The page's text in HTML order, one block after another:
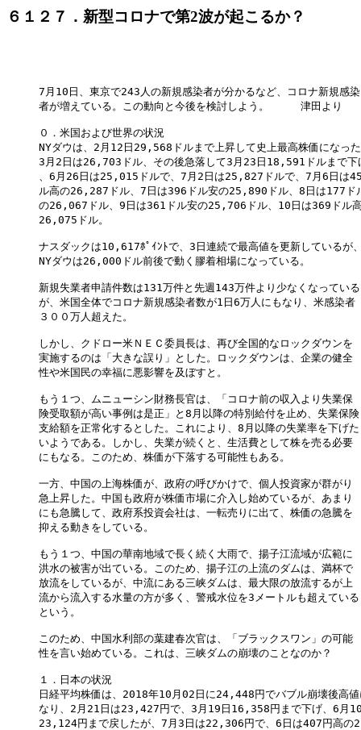
６１２７．新型コロナで第2波が起こるか？
7月10日、東京で243人の新規感染者が分かるなど、コロナ新規感染
者が増えている。この動向と今後を検討しよう。　　　津田より
０．米国および世界の状況
NYダウは、2月12日29,568ドルまで上昇して史上最高株価になっ
3月2日は26,703ドル、その後急落して3月23日18,591ドルまで下
、6月26日は25,015ドルで、7月2日は25,827ドルで、7月6日は
ル高の26,287ドル、7日は396ドル安の25,890ドル、8日は177ド
の26,067ドル、9日は361ドル安の25,706ドル、10日は369ドル
26,075ドル。
ナスダックは10,617ﾎﾟｲﾝﾄで、3日連続で最高値を更新しているが
NYダウは26,000ドル前後で動く膠着相場になっている。
新規失業者申請件数は131万件と先週143万件より少なくなっている
が、米国全体でコロナ新規感染者数が1日6万人にもなり、米感染者
３００万人超えた。
しかし、クドロー米ＮＥＣ委員長は、再び全国的なロックダウンを
実施するのは「大きな誤り」とした。ロックダウンは、企業の健全
性や米国民の幸福に悪影響を及ぼすと。
もう１つ、ムニューシン財務長官は、「コロナ前の収入より失業保
険受取額が高い事例は是正」と8月以降の特別給付を止め、失業保険
支給額を正常化するとした。これにより、8月以降の失業率を下げた
いようである。しかし、失業が続くと、生活費として株を売る必要
にもなる。このため、株価が下落する可能性もある。
一方、中国の上海株価が、政府の呼びかけで、個人投資家が群がり
急上昇した。中国も政府が株価市場に介入し始めているが、あまり
にも急騰して、政府系投資会社は、一転売りに出て、株価の急騰を
抑える動きをしている。
もう１つ、中国の華南地域で長く続く大雨で、揚子江流域が広範に
洪水の被害が出ている。このため、揚子江の上流のダムは、満杯で
放流をしているが、中流にある三峡ダムは、最大限の放流するが上
流から流入する水量の方が多く、警戒水位を3メートルも超えている
という。
このため、中国水利部の葉建春次官は、「ブラックスワン」の可能
性を言い始めている。これは、三峡ダムの崩壊のことなのか？
１．日本の状況
日経平均株価は、2018年10月02日に24,448円でバブル崩壊後高値
なり、2月21日は23,427円で、3月19日16,358円まで下げ、6月
23,124円まで戻したが、7月3日は22,306円で、6日は407円高の